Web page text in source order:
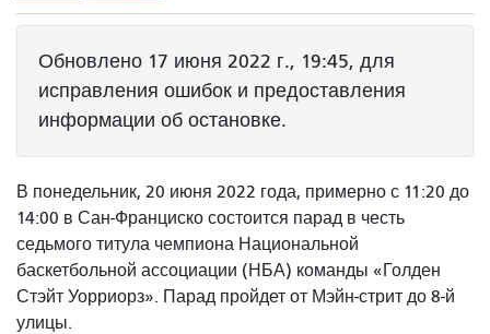
Обновлено 17 июня 2022 г., 19:45, для
исправления ошибок и предоставления
информации об остановке.
В понедельник, 20 июня 2022 года, примерно с 11:20 до
14:00 в Сан-Франциско состоится парад в честь
седьмого титула чемпиона Национальной
баскетбольной ассоциации (НБА) команды «Голден
Стэйт Уорриорз». Парад пройдет от Мэйн-стрит до 8-й
улицы.